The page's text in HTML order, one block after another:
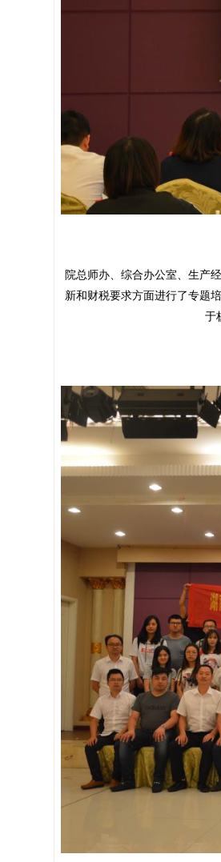
院总师办、综合办公室、生产
新和财税要求方面进行了专题
于